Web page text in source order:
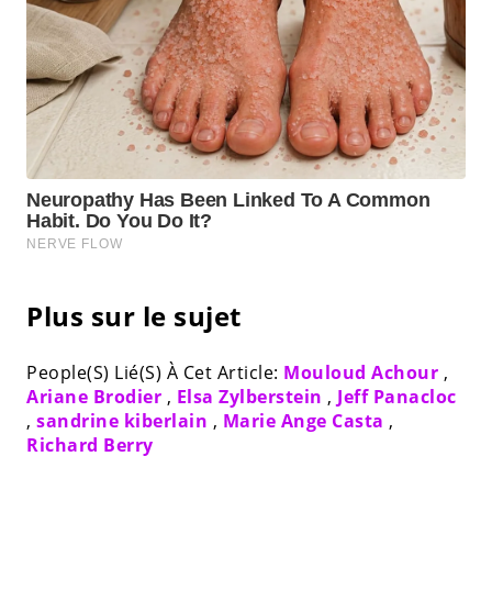
Plus sur le sujet
People(S) Lié(S) À Cet Article: Mouloud Achour ,
Ariane Brodier , Elsa Zylberstein , Jeff Panacloc
, sandrine kiberlain , Marie Ange Casta ,
Richard Berry